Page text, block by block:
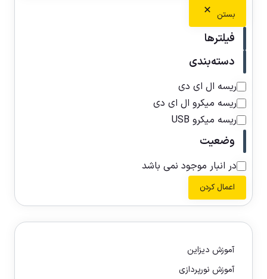
بستن
فیلترها
دسته‌بندی
ریسه ال ای دی
ریسه میکرو ال ای دی
ریسه میکرو USB
وضعیت
در انبار موجود نمی باشد
اعمال کردن
آموزش دیزاین
آموزش نورپردازی